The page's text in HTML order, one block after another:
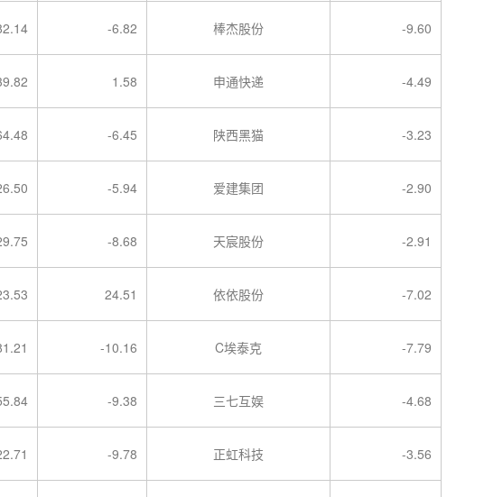
-6.82 棒杰股份 -9.60
1.58 申通快递 -4.49
-6.45 陕西黑猫 -3.23
-5.94 爱建集团 -2.90
-8.68 天宸股份 -2.91
24.51 依依股份 -7.02
-10.16 C埃泰克 -7.79
-9.38 三七互娱 -4.68
-9.78 正虹科技 -3.56